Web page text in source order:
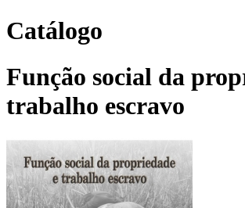
Catálogo
Função social da
trabalho escravo